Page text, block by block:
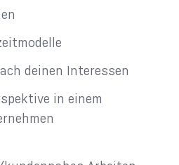
deinen Interessen
in einem